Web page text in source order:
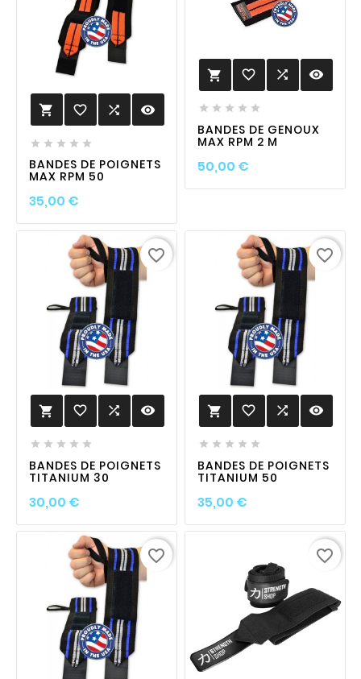
 favorite_border  visibility
    
BANDES DE POIGNETS
MAX RPM 50
35,00 €Prix
 favorite_border  visibility
    
BANDES DE GENOUX
MAX RPM 2 M
50,00 €Prix
 favorite_border  visibility
    
BANDES DE POIGNETS
TITANIUM 30
30,00 €Prix
favorite_border
 favorite_border  visibility
    
BANDES DE POIGNETS
TITANIUM 50
35,00 €Prix
favorite_border
favorite_border favorite_border